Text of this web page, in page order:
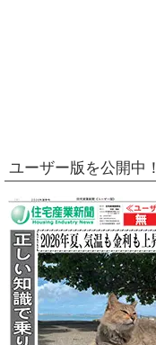
ユーザー版を公開中！